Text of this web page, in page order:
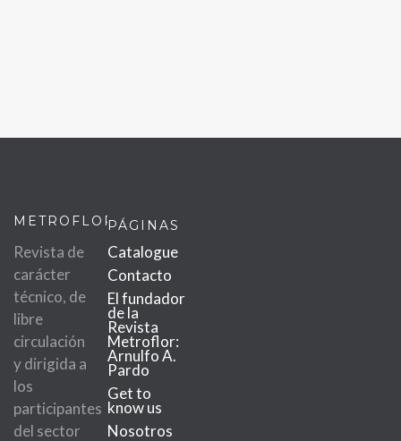
METROFLOR
Revista de
carácter
técnico, de
libre
circulación
y dirigida a
los
participantes
del sector
PÁGINAS
Catalogue
Contacto
El fundador
de la
Revista
Metroflor:
Arnulfo A.
Pardo
Get to
know us
Nosotros